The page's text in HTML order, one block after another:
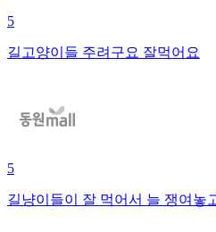
5
길고양이들 주려구요 잘먹어요
5
길냥이들이 잘 먹어서 늘 쟁여놓